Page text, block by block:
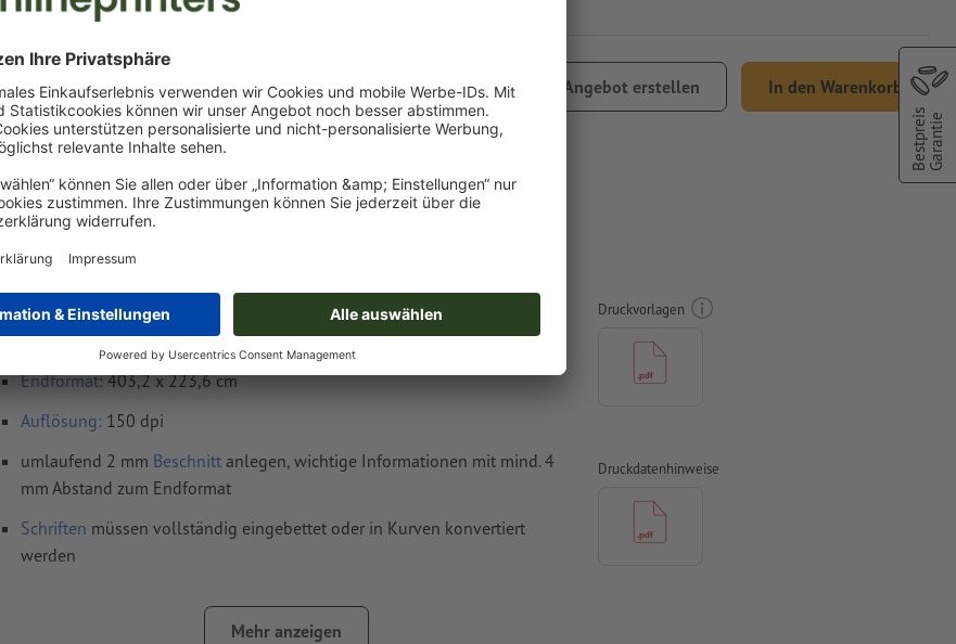
netto
€ 798,85
inkl. 20% MwSt.
€ 958,62 Angebot erstellen In den Warenkorb
Mo, 17. Aug.
Gewicht: ca.32,81 kg
Druckdatenhinweise Pop-up-Display inkl. Druck,
gebogen, 403,6 x 224 cm
Datenformat (inkl. 2 mm Beschnitt): 403,6 x 224 cm
Endformat: 403,2 x 223,6 cm
Auflösung: 150 dpi
umlaufend 2 mm Beschnitt anlegen, wichtige Informationen mit mind. 4
mm Abstand zum Endformat
Schriften müssen vollständig eingebettet oder in Kurven konvertiert
werden
FOGRA52 (PSO Uncoated v3 FOGRA52) für ungestrichene Papiere
Mehr anzeigen
Druckvorlagen
Druckdatenhinweise
BestpreisGarantie